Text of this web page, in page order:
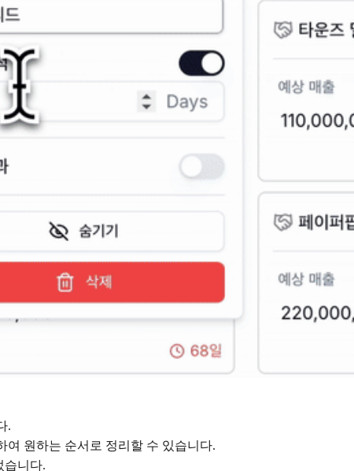
.
여 원하는 순서로 정리할 수 있습니다.
습니다.